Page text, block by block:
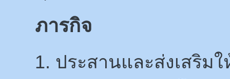
ภารกิจ
1. ประสานและส่งเสริม